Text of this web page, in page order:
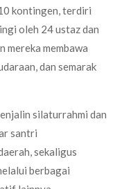
kontingen, terdiri
oleh 24 ustaz dan
mereka membawa
dan semarak
silaturrahmi dan
santri
sekaligus
berbagai